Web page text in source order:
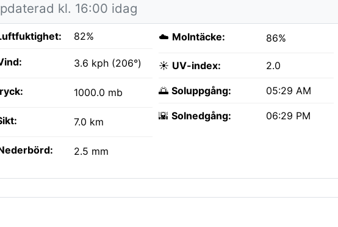
kl. 16:00 idag
82%
3.6 kph (206°)
1000.0 mb
7.0 km
2.5 mm
☁️ Molntäcke: 86%
☀️ UV-index: 2.0
🌅 Soluppgång: 05:29 AM
🌇 Solnedgång: 06:29 PM